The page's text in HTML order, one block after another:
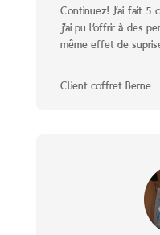
Continuez! J’ai fait
j’ai pu l’offrir à des
même effet de
Client coffret Berne